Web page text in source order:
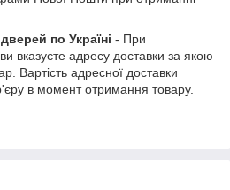
по Україні - При
вказуєте адресу доставки за якою
Вартість адресної доставки
в момент отримання товару.